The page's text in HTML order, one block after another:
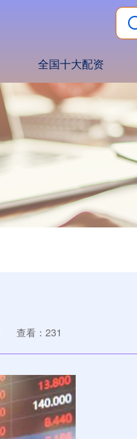
全国十大配资
查看：231